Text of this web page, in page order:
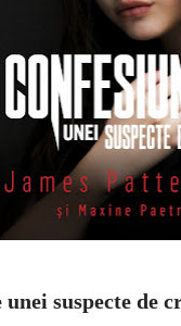
suspecte de